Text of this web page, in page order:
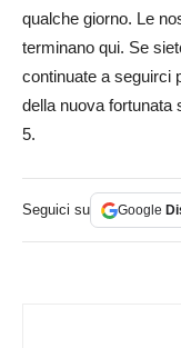
qualche giorno. Le
terminano qui. Se
continuate a seguirci
della nuova fortunata
5.
Seguici su Google